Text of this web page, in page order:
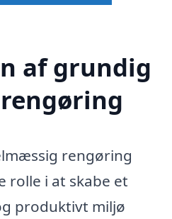
af grundig
rengøring
rolle i at skabe et
produktivt miljø